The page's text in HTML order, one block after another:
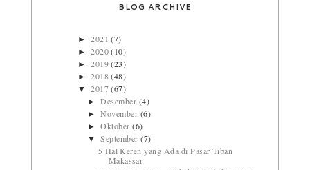
BLOG ARCHIVE
►2021(7)
►2020(10)
►2019(23)
►2018(48)
▼2017(67)
►Desember (4)
►November (6)
►Oktober(6)
▼September(7)
5 Hal Keren yang Ada di Pasar Tiban
Makassar